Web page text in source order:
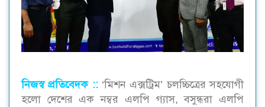
নিজস্ব প্রতিবেদক :: ‘মিশন এক্সট্রিম’ চলচ্চিত্রের সহযোগী
হলো দেশের এক নম্বর এলপি গ্যাস, বসুন্ধরা এলপি